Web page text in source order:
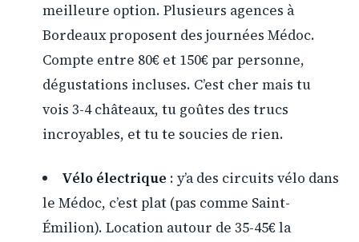
meilleure option. Plusieurs agences à
Bordeaux proposent des journées Médoc.
Compte entre 80€ et 150€ par personne,
dégustations incluses. C’est cher mais tu
vois 3-4 châteaux, tu goûtes des trucs
incroyables, et tu te soucies de rien.
Vélo électrique : y’a des circuits vélo dans
le Médoc, c’est plat (pas comme Saint-
Émilion). Location autour de 35-45€ la